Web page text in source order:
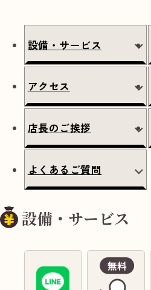
設備・サービス
アクセス
店長のご挨拶
よくあるご質問
設備・サービス